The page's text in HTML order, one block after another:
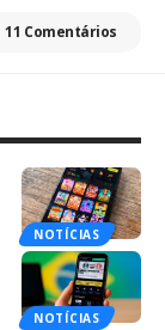
11 Comentários
NOTÍCIAS
NOTÍCIAS